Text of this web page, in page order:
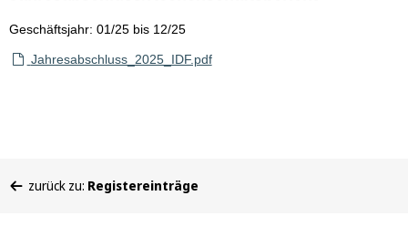
Geschäftsjahr: 01/25 bis 12/25
Jahresabschluss_2025_IDF.pdf
befinden
zurück zu: Registereinträge